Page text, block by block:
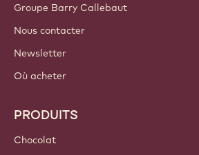
Groupe Barry Callebaut
Nous contacter
Newsletter
Où acheter
PRODUITS
Chocolat